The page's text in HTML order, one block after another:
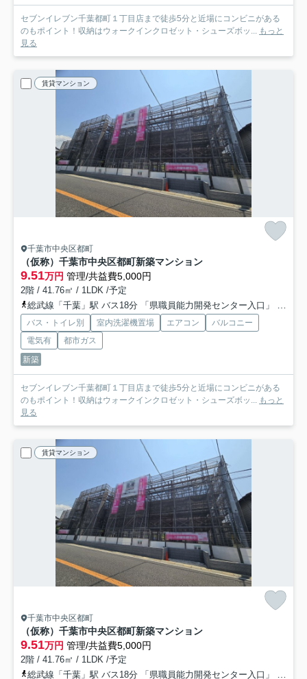
セブンイレブン千葉都町１丁目店まで徒歩5分と近場にコンビニがある
のもポイント！収納はウォークインクロゼット・シューズボッ... もっと
見る
賃貸マンション
千葉市中央区都町
（仮称）千葉市中央区都町新築マンション
9.51万円 管理/共益費5,000円
2階 / 41.76㎡ / 1LDK /予定
総武線「千葉」駅 バス18分 「県職員能力開発センター入口」 停歩1分
バス・トイレ別 室内洗濯機置場 エアコン
バルコニー
電気有
都市ガス
新築
セブンイレブン千葉都町１丁目店まで徒歩5分と近場にコンビニがある
のもポイント！収納はウォークインクロゼット・シューズボッ... もっと
見る
賃貸マンション
千葉市中央区都町
（仮称）千葉市中央区都町新築マンション
9.51万円 管理/共益費5,000円
2階 / 41.76㎡ / 1LDK /予定
総武線「千葉」駅 バス18分 「県職員能力開発センター入口」 停歩1分